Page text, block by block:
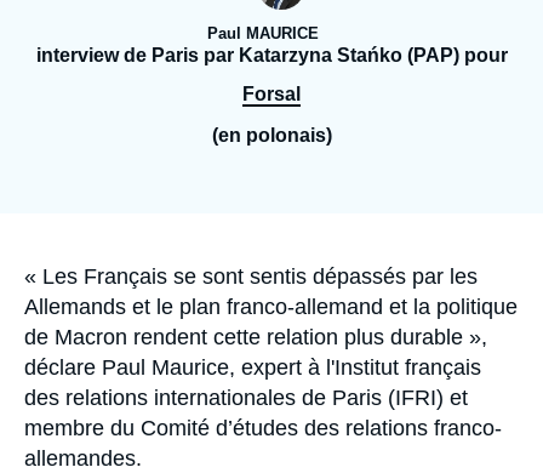
Se connecter
Paul MAURICE
interview de Paris par Katarzyna Stańko (PAP) pour
Forsal
(en polonais)
Accroche
« Les Français se sont sentis dépassés par les
Allemands et le plan franco-allemand et la politique
de Macron rendent cette relation plus durable »,
déclare Paul Maurice, expert à l'Institut français
des relations internationales de Paris (IFRI) et
membre du Comité d’études des relations franco-
allemandes.